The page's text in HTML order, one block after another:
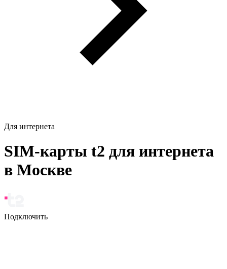
Для интернета
SIM-карты t2 для интернета
в Москве
Подключить